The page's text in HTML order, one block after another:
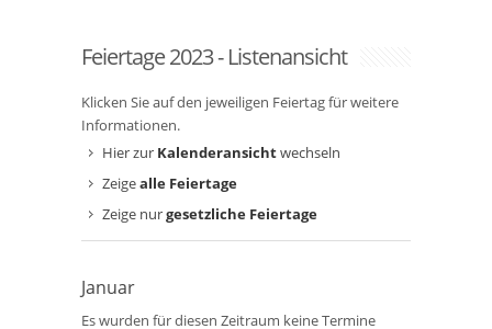
Feiertage 2023 - Listenansicht
Klicken Sie auf den jeweiligen Feiertag für weitere
Informationen.
Hier zur Kalenderansichtwechseln
Zeigealle Feiertage
Zeige nurgesetzliche Feiertage
Januar
Es wurden für diesen Zeitraum keine Termine